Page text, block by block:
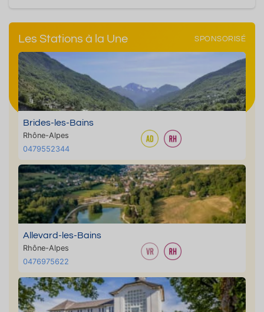
Les Stations à la Une SPONSORISÉ
Brides-les-Bains
Rhône-Alpes
0479552344
Allevard-les-Bains
Rhône-Alpes
0476975622